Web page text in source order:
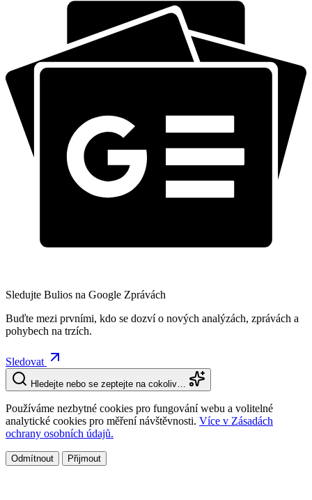
Sledujte Bulios na Google Zprávách
Buďte mezi prvními, kdo se dozví o nových analýzách, zprávách a
pohybech na trzích.
Sledovat
Hledejte nebo se zeptejte na cokoliv…
Používáme nezbytné cookies pro fungování webu a volitelné
analytické cookies pro měření návštěvnosti. Více v Zásadách
ochrany osobních údajů.
Odmítnout Přijmout